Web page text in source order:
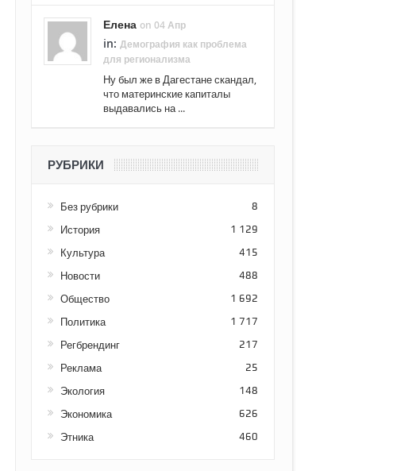
Елена on 04 Апр
in: Демография как проблема
для регионализма
Ну был же в Дагестане скандал,
что материнские капиталы
выдавались на ...
РУБРИКИ
Без рубрики 8
История 1 129
Культура 415
Новости 488
Общество 1 692
Политика 1 717
Регбрендинг 217
Реклама 25
Экология 148
Экономика 626
Этника 460